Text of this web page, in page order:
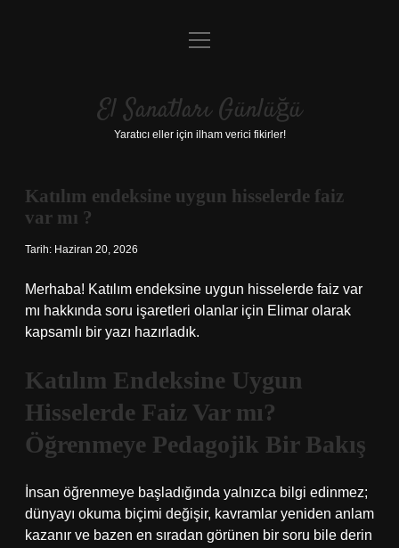
Anasayfa
Yasal Uyarı
menüyü
El Sanatları Günlüğü
Yaratıcı eller için ilham verici fikirler!
Katılım endeksine uygun hisselerde faiz
var mı ?
Tarih: Haziran 20, 2026
Merhaba! Katılım endeksine uygun hisselerde faiz var
mı hakkında soru işaretleri olanlar için Elimar olarak
kapsamlı bir yazı hazırladık.
Katılım Endeksine Uygun
Hisselerde Faiz Var mı?
Öğrenmeye Pedagojik Bir Bakış
İnsan öğrenmeye başladığında yalnızca bilgi edinmez;
dünyayı okuma biçimi değişir, kavramlar yeniden anlam
kazanır ve bazen en sıradan görünen bir soru bile derin